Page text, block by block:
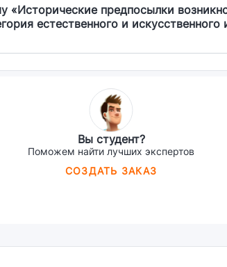
«Исторические предпосылки
естественного и искусственного
Вы студент?
Поможем найти лучших экспертов
СОЗДАТЬ ЗАКАЗ